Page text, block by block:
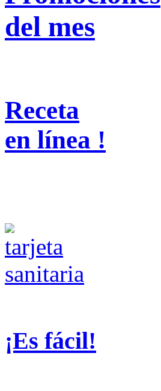
del mes
Receta
en línea !
¡Es fácil!